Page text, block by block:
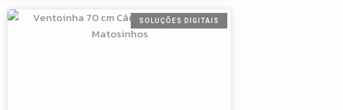
SOLUÇÕES DIGITAIS